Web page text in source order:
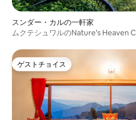
スンダー・カルの一軒家
ムクテシュワルのNature's Heaven
ゲストチョイス
ゲストチョイス